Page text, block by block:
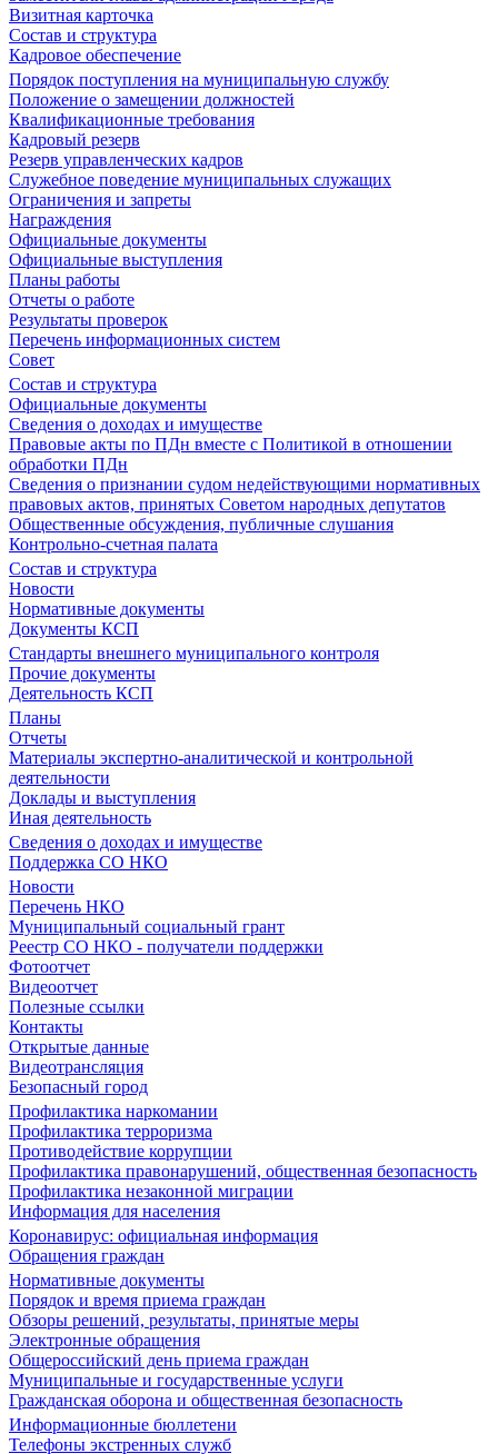
Визитная карточка
Состав и структура
Кадровое обеспечение
Порядок поступления на муниципальную службу
Положение о замещении должностей
Квалификационные требования
Кадровый резерв
Резерв управленческих кадров
Служебное поведение муниципальных служащих
Ограничения и запреты
Награждения
Официальные документы
Официальные выступления
Планы работы
Отчеты о работе
Результаты проверок
Перечень информационных систем
Совет
Состав и структура
Официальные документы
Сведения о доходах и имуществе
Правовые акты по ПДн вместе с Политикой в отношении
обработки ПДн
Сведения о признании судом недействующими нормативных
правовых актов, принятых Советом народных депутатов
Общественные обсуждения, публичные слушания
Контрольно-счетная палата
Состав и структура
Новости
Нормативные документы
Документы КСП
Стандарты внешнего муниципального контроля
Прочие документы
Деятельность КСП
Планы
Отчеты
Материалы экспертно-аналитической и контрольной
деятельности
Доклады и выступления
Иная деятельность
Сведения о доходах и имуществе
Поддержка СО НКО
Новости
Перечень НКО
Муниципальный социальный грант
Реестр СО НКО - получатели поддержки
Фотоотчет
Видеоотчет
Полезные ссылки
Контакты
Открытые данные
Видеотрансляция
Безопасный город
Профилактика наркомании
Профилактика терроризма
Противодействие коррупции
Профилактика правонарушений, общественная безопасность
Профилактика незаконной миграции
Информация для населения
Коронавирус: официальная информация
Обращения граждан
Нормативные документы
Порядок и время приема граждан
Обзоры решений, результаты, принятые меры
Электронные обращения
Общероссийский день приема граждан
Муниципальные и государственные услуги
Гражданская оборона и общественная безопасность
Информационные бюллетени
Телефоны экстренных служб